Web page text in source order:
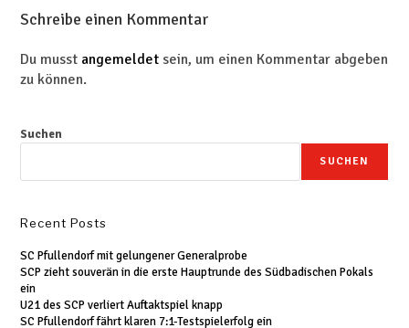
Schreibe einen Kommentar
Du musst angemeldet sein, um einen Kommentar abgeben
zu können.
Suchen
SUCHEN
Recent Posts
SC Pfullendorf mit gelungener Generalprobe
SCP zieht souverän in die erste Hauptrunde des Südbadischen Pokals
ein
U21 des SCP verliert Auftaktspiel knapp
SC Pfullendorf fährt klaren 7:1-Testspielerfolg ein